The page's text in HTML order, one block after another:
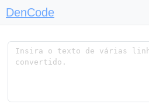
DenCode